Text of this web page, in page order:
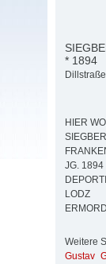
* 1894
HIER
JG. 1894
LODZ
Weitere
Gustav